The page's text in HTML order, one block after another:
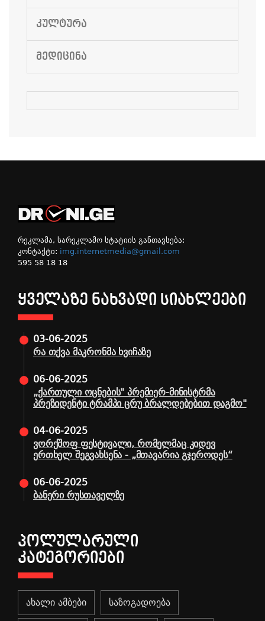
ᲙᲣᲚᲢᲣᲠᲐ
ᲛᲔᲓᲘᲪᲘᲜᲐ
რეკლამა, სარეკლამო სტატიის განთავსება:
კონტაქტი: img.internetmedia@gmail.com
595 58 18 18
ᲧᲕᲔᲚᲐᲖᲔ ᲜᲐᲮᲕᲐᲓᲘ ᲡᲘᲐᲮᲚᲔᲔᲑᲘ
03-06-2025
რა თქვა მაკრონმა ხვიჩაზე
06-06-2025
„ქართული ოცნების" პრემიერ-მინისტრმა
პრეზიდენტი ტრამპი ცრუ ბრალდებებით დაგმო"
04-06-2025
ვორქშოფ ფესტივალი, რომელმაც კიდევ
ერთხელ შეგვახსენა - „მთავარია გჯეროდეს“
06-06-2025
ბანერი რუსთაველზე
ᲞᲝᲚᲣᲚᲐᲠᲣᲚᲘ
ᲙᲐᲢᲔᲒᲝᲠᲘᲔᲑᲘ
ახალი ამბები საზოგადოება